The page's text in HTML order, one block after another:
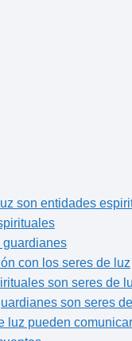
son entidades
con los seres de luz
son seres de
son seres
luz pueden